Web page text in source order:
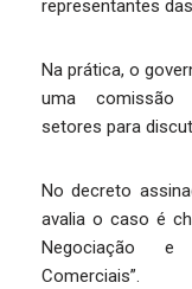
representantes
Na prática, o
uma comissão
setores para
No decreto
avalia o caso é
Negociação e
Comerciais”.